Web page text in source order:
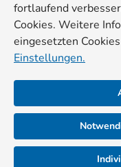
fortlaufend
Cookies. Weitere
eingesetzten
Einstellungen.